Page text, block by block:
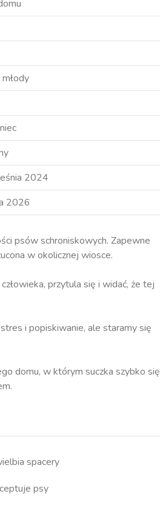
2024
2026
psów schroniskowych. Zapewne
w okolicznej wiosce.
przytula się i widać, że tej
i popiskiwanie, ale staramy się
domu, w którym suczka szybko się
spacery
psy